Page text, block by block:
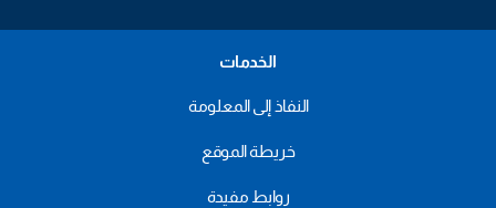
الخدمات
النفاذ إلى المعلومة
خريطة الموقع
روابط مفيدة